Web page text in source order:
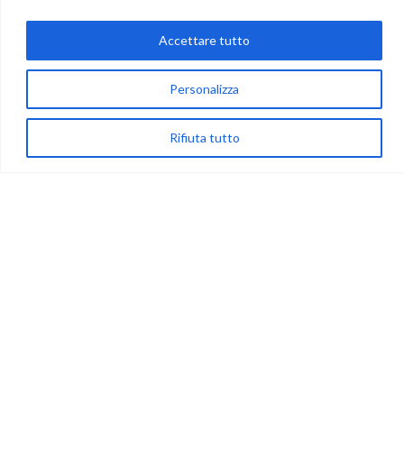
Personalizza
Rifiuta tutto
Accettare tutto
via Acqua delle Noci 12
83024 Monteforte Irpino (AV)
(+39) 081-7777233